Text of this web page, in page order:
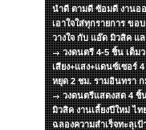
นำดี ตามดี ซ้อมดี งานอ
เอาใจใส่ทุกรายการ ข
วางใจ กับ แอ๊ด มิวสิค แ
วงดนตรี 4-5 ชิ้น เต็ม
เสียง+แสง+แดนซ์เซอร์
หยุด 2 ชม. รามอินทรา ก
วงดนตรีแสดงสด 4 ชิ้
มิวสิค งานเลี้ยงปีใหม่ ไ
ฉลองความสำเร็จทะลุเ